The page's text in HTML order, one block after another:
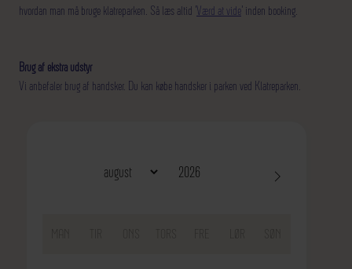
hvordan man må bruge klatreparken. Så læs altid 'Værd at vide' inden booking.
Brug af ekstra udstyr
Vi anbefaler brug af handsker. Du kan købe handsker i parken ved Klatreparken.